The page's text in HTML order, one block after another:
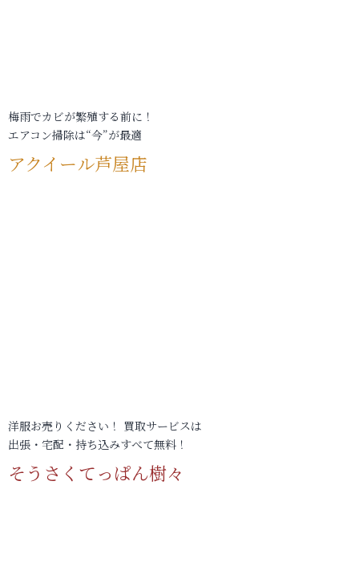
梅雨でカビが繁殖する前に！
エアコン掃除は“今”が最適
アクイール芦屋店
洋服お売りください！ 買取サービスは
出張・宅配・持ち込みすべて無料！
そうさくてっぱん樹々